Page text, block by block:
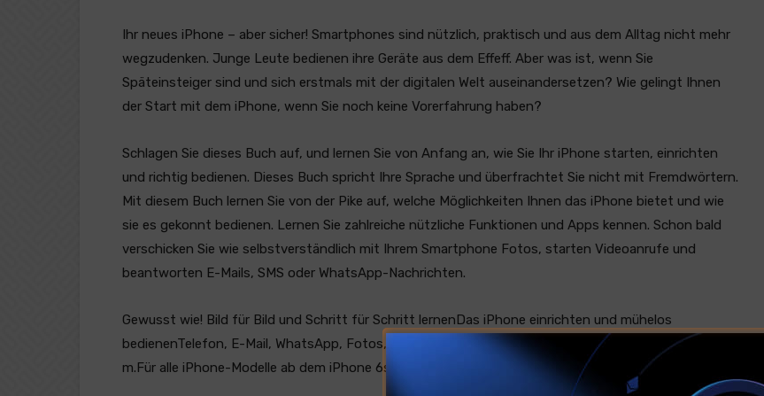
Ihr neues iPhone – aber sicher! Smartphones sind nützlich, praktisch und aus dem Alltag nicht mehr
wegzudenken. Junge Leute bedienen ihre Geräte aus dem Effeff. Aber was ist, wenn Sie
Späteinsteiger sind und sich erstmals mit der digitalen Welt auseinandersetzen? Wie gelingt Ihnen
der Start mit dem iPhone, wenn Sie noch keine Vorerfahrung haben?
Schlagen Sie dieses Buch auf, und lernen Sie von Anfang an, wie Sie Ihr iPhone starten, einrichten
und richtig bedienen. Dieses Buch spricht Ihre Sprache und überfrachtet Sie nicht mit Fremdwörtern.
Mit diesem Buch lernen Sie von der Pike auf, welche Möglichkeiten Ihnen das iPhone bietet und wie
sie es gekonnt bedienen. Lernen Sie zahlreiche nützliche Funktionen und Apps kennen. Schon bald
verschicken Sie wie selbstverständlich mit Ihrem Smartphone Fotos, starten Videoanrufe und
beantworten E-Mails, SMS oder WhatsApp-Nachrichten.
Gewusst wie! Bild für Bild und Schritt für Schritt lernenDas iPhone einrichten und mühelos
bedienenTelefon, E-Mail, WhatsApp, Fotos, Navigation, Gesundheit, Tastatur, Touchgesten u. v.
m.Für alle iPhone-Modelle ab dem iPhone 6s – mit und ohne Home-Button